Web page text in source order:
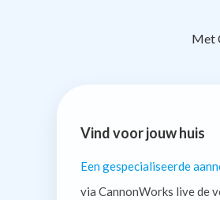
Met
Vind voor jouw huis
Een gespecialiseerde
via CannonWorks live de